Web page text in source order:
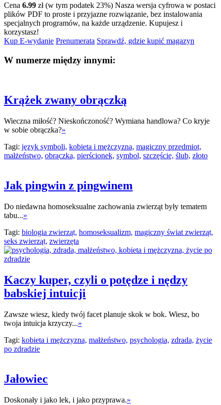
Cena 6.99 zł (w tym podatek 23%) Nasza wersja cyfrowa w postaci
plików PDF to proste i przyjazne rozwiązanie, bez instalowania
specjalnych programów, na każde urządzenie. Kupujesz i
korzystasz!
Kup E-wydanie Prenumerata Sprawdź, gdzie kupić magazyn
W numerze między innymi:
Krążek zwany obrączką
Wieczna miłość? Nieskończoność? Wymiana handlowa? Co kryje
w sobie obrączka?»
Tagi: język symboli, kobieta i mężczyzna, magiczny przedmiot,
małżeństwo, obrączka, pierścionek, symbol, szczęście, ślub, złoto
Jak pingwin z pingwinem
Do niedawna homoseksualne zachowania zwierząt były tematem
tabu...»
Tagi: biologia zwierząt, homoseksualizm, magiczny świat zwierząt,
seks zwierząt, zwierzęta
Kaczy kuper, czyli o potędze i nędzy
babskiej intuicji
Zawsze wiesz, kiedy twój facet planuje skok w bok. Wiesz, bo
twoja intuicja krzyczy...»
Tagi: kobieta i mężczyzna, małżeństwo, psychologia, zdrada, życie
po zdradzie
Jałowiec
Doskonały i jako lek, i jako przyprawa.»